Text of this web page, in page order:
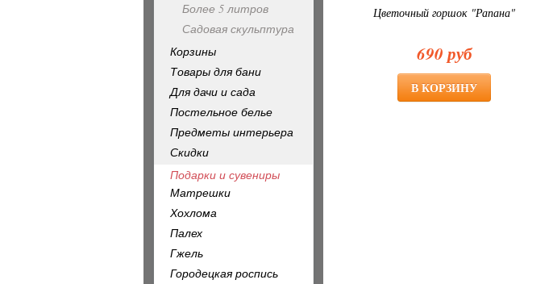
Цветочный горшок "Рапана"
690 руб
Более 5 литров
Садовая скульптура
Корзины
Товары для бани
Для дачи и сада
Постельное белье
Предметы интерьера
Скидки
Подарки и сувениры
Матрешки
Хохлома
Палех
Гжель
Городецкая роспись